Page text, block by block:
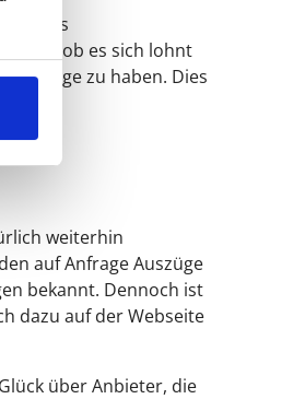
Aus
ob es sich lohnt
zu haben. Dies
weiterhin
auf Anfrage Auszüge
bekannt. Dennoch ist
dazu auf der Webseite
über Anbieter, die